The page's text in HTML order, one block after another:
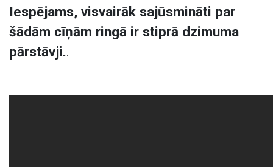
Iespējams, visvairāk sajūsmināti par
šādām cīņām ringā ir stiprā dzimuma
pārstāvji..